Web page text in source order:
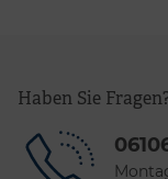
Haben Sie